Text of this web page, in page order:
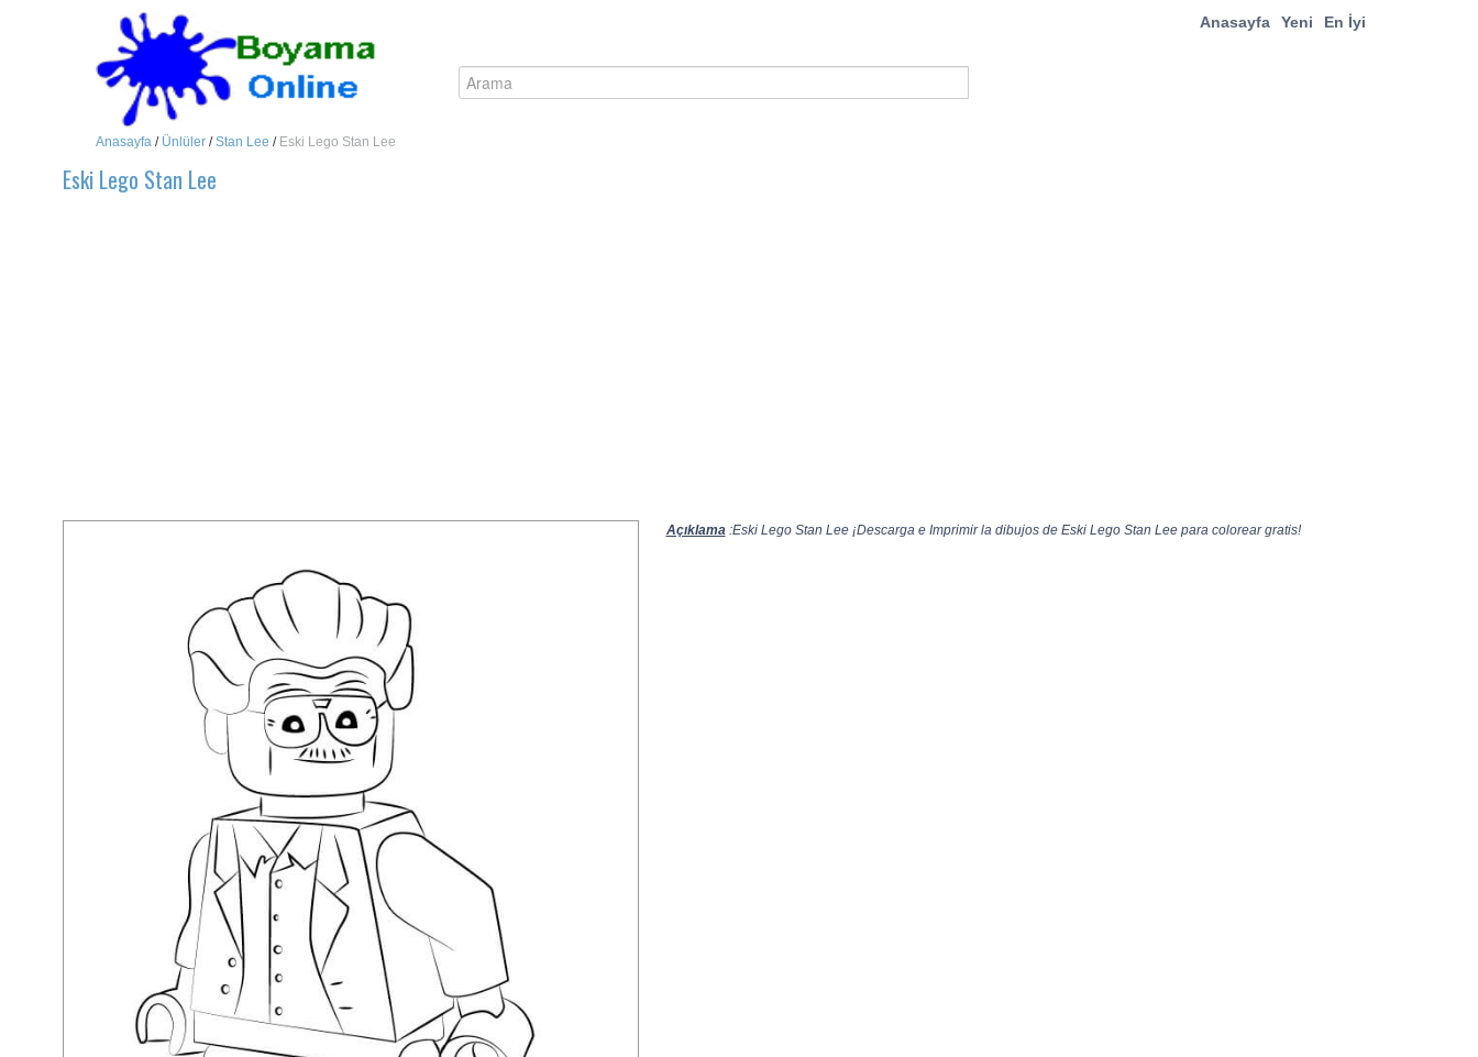
Anasayfa Yeni En İyi
Anasayfa / Ünlüler /Stan Lee / Eski Lego Stan Lee
Eski Lego Stan Lee
Açıklama:Eski Lego Stan Lee ¡Descarga e Imprimir la dibujos de Eski Lego Stan Lee para colorear gratis!